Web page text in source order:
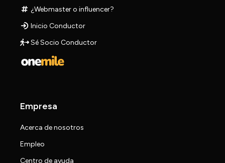
¿Webmaster o influencer?
Inicio Conductor
Sé Socio Conductor
Empresa
Acerca de nosotros
Empleo
Centro de ayuda